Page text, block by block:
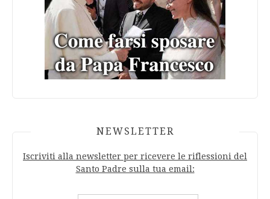
NEWSLETTER
Iscriviti alla newsletter per ricevere le riflessioni del
Santo Padre sulla tua email: